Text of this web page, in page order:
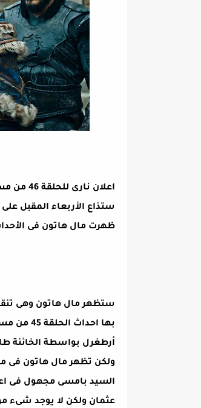
اعلان
ظهرت مال هاتون فى الأحداث من
ستظهر مال هاتون وهى تنقذ
بها
أرطغرل بواسطة الخائنة
ولكن تظهر مال هاتون فى
عثمان ولكن لا يوجد شىء